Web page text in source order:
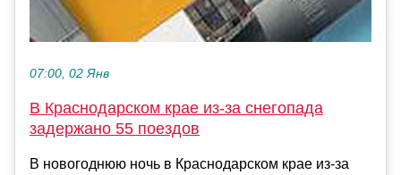
07:00, 02 Янв
В Краснодарском крае из-за снегопада
задержано 55 поездов
В новогоднюю ночь в Краснодарском крае из-за